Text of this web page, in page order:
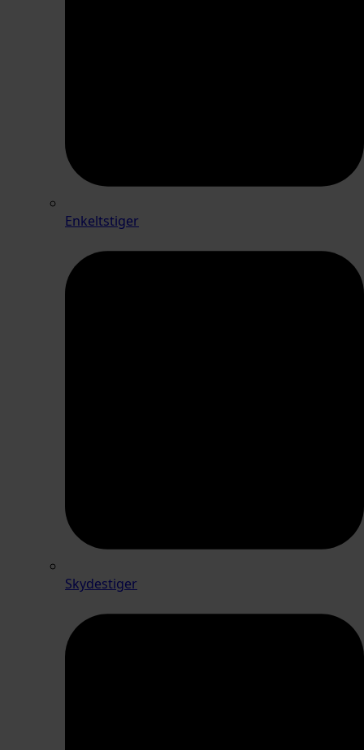
Enkeltstiger
Skydestiger